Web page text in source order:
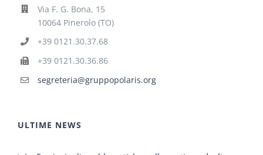
Via F. G. Bona, 15
10064 Pinerolo (TO)
+39 0121.30.37.68
+39 0121.30.36.86
segreteria@gruppopolaris.org
ULTIME NEWS